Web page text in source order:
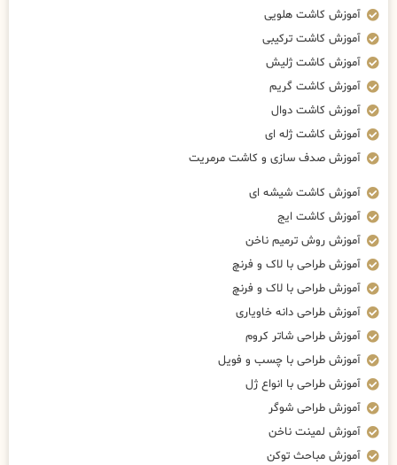
آموزش کاشت هلویی
آموزش کاشت ترکیبی
آموزش کاشت ژلیش
آموزش کاشت گریم
آموزش کاشت دوال
آموزش کاشت ژله ای
آموزش صدف سازی و کاشت مرمریت
آموزش کاشت شیشه ای
آموزش کاشت ایج
آموزش روش ترمیم ناخن
آموزش طراحی با لاک و فرنچ
آموزش طراحی با لاک و فرنچ
آموزش طراحی دانه خاویاری
آموزش طراحی شاتر کروم
آموزش طراحی با چسب و فویل
آموزش طراحی با انواع ژل
آموزش طراحی شوگر
آموزش لمینت ناخن
آموزش مباحث توکن